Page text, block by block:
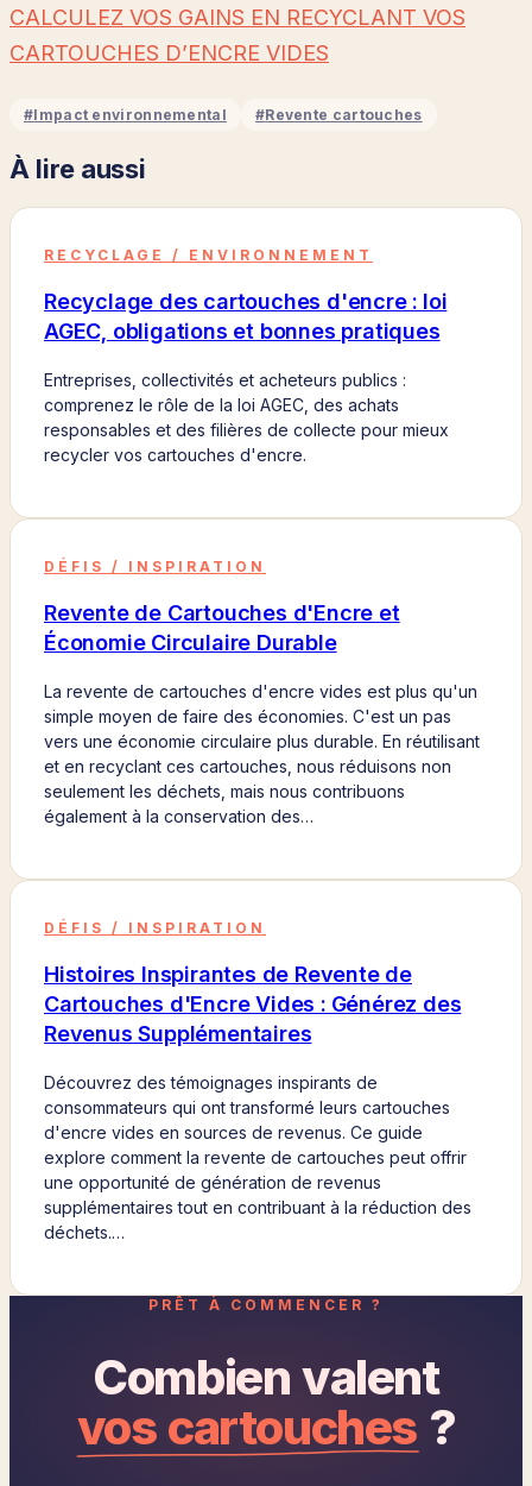
CALCULEZ VOS GAINS EN RECYCLANT VOS
CARTOUCHES D’ENCRE VIDES
#Impact environnemental #Revente cartouches
À lire aussi
RECYCLAGE / ENVIRONNEMENT
Recyclage des cartouches d'encre : loi
AGEC, obligations et bonnes pratiques
Entreprises, collectivités et acheteurs publics :
comprenez le rôle de la loi AGEC, des achats
responsables et des filières de collecte pour mieux
recycler vos cartouches d'encre.
DÉFIS / INSPIRATION
Revente de Cartouches d'Encre et
Économie Circulaire Durable
La revente de cartouches d'encre vides est plus qu'un
simple moyen de faire des économies. C'est un pas
vers une économie circulaire plus durable. En réutilisant
et en recyclant ces cartouches, nous réduisons non
seulement les déchets, mais nous contribuons
également à la conservation des…
DÉFIS / INSPIRATION
Histoires Inspirantes de Revente de
Cartouches d'Encre Vides : Générez des
Revenus Supplémentaires
Découvrez des témoignages inspirants de
consommateurs qui ont transformé leurs cartouches
d'encre vides en sources de revenus. Ce guide
explore comment la revente de cartouches peut offrir
une opportunité de génération de revenus
supplémentaires tout en contribuant à la réduction des
déchets.…
PRÊT À COMMENCER ?
Combien valent
vos cartouches ?